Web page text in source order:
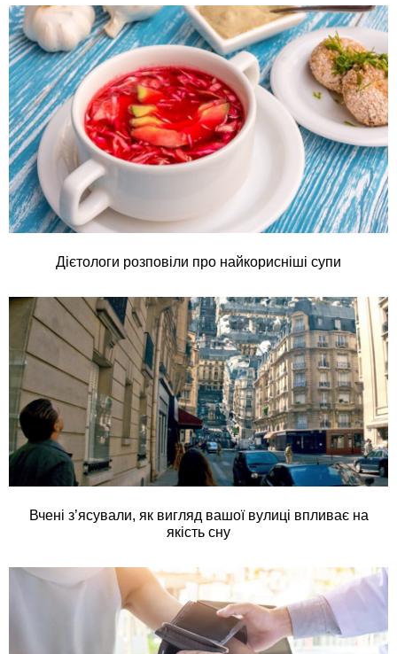
Дієтологи розповіли про найкорисніші супи
Вчені з’ясували, як вигляд вашої вулиці впливає на
якість сну